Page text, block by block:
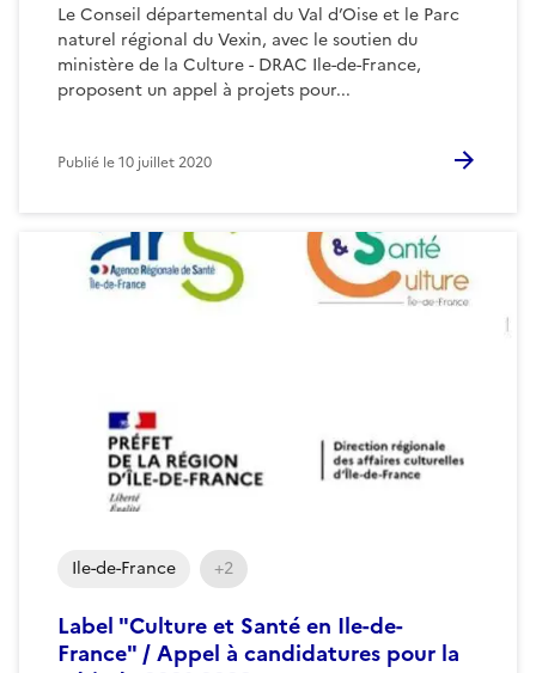
Le Conseil départemental du Val d’Oise et le Parc
naturel régional du Vexin, avec le soutien du
ministère de la Culture - DRAC Ile-de-France,
proposent un appel à projets pour...
Publié le10 juillet 2020
Label "Culture et Santé en Ile-de-
France" / Appel à candidatures pour la
Ile-de-France +2